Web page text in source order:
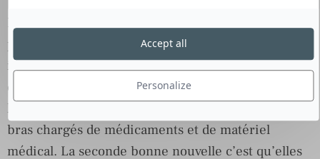
projet de Romane, Amélie et Clara, trois étudiantes
infirmières. La première bonne nouvelle c’est
qu’elles ont récolté assez de fonds pour partir faire
leur stage au Cambodge et arriver sur place les
bras chargés de médicaments et de matériel
médical. La seconde bonne nouvelle c’est qu’elles
Personalize
Accept all